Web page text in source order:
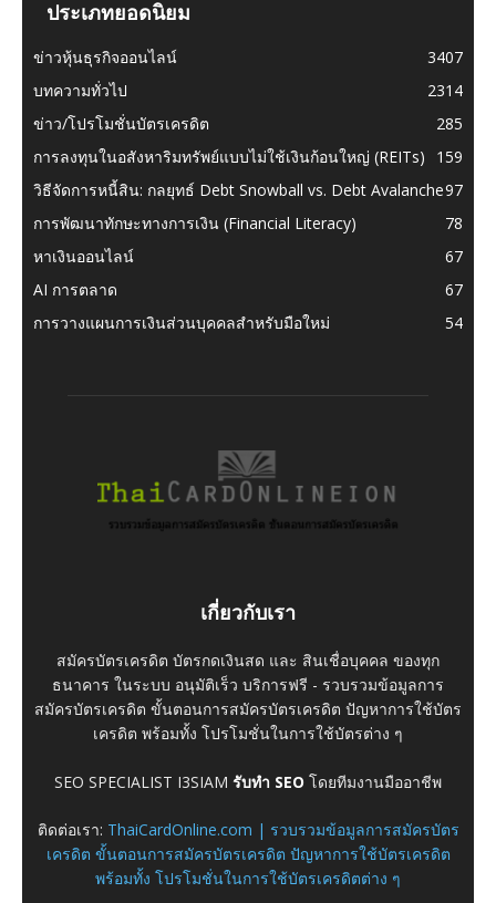
ประเภทยอดนิยม
ข่าวหุ้นธุรกิจออนไลน์
3407
บทความทั่วไป
2314
ข่าว/โปรโมชั่นบัตรเครดิต
285
การลงทุนในอสังหาริมทรัพย์แบบไม่ใช้เงินก้อนใหญ่ (REITs)
159
วิธีจัดการหนี้สิน: กลยุทธ์ Debt Snowball vs. Debt Avalanche97
การพัฒนาทักษะทางการเงิน (Financial Literacy)
78
หาเงินออนไลน์
67
AI การตลาด
67
การวางแผนการเงินส่วนบุคคลสำหรับมือใหม่
54
เกี่ยวกับเรา
สมัครบัตรเครดิต บัตรกดเงินสด และ สินเชื่อบุคคล ของทุก
ธนาคาร ในระบบ อนุมัติเร็ว บริการฟรี - รวบรวมข้อมูลการ
สมัครบัตรเครดิต ขั้นตอนการสมัครบัตรเครดิต ปัญหาการใช้บัตร
เครดิต พร้อมทั้ง โปรโมชั่นในการใช้บัตรต่าง ๆ
SEO SPECIALIST I3SIAM รับทำ SEO โดยทีมงานมืออาชีพ
ติดต่อเรา: ThaiCardOnline.com | รวบรวมข้อมูลการสมัครบัตร
เครดิต ขั้นตอนการสมัครบัตรเครดิต ปัญหาการใช้บัตรเครดิต
พร้อมทั้ง โปรโมชั่นในการใช้บัตรเครดิตต่าง ๆ